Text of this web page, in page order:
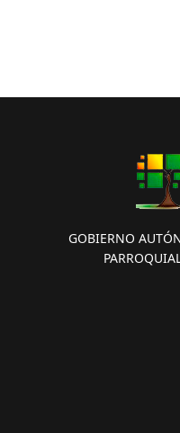
GOBIERNO